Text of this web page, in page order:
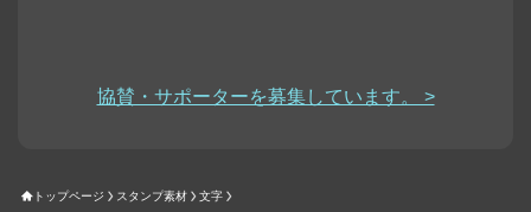
協賛・サポーターを募集しています。 >
トップページ スタンプ素材 文字